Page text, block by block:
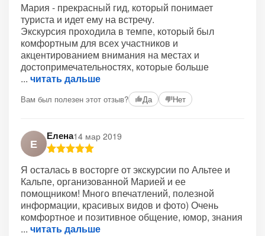
Мария - прекрасный гид, который понимает
туриста и идет ему на встречу.
Экскурсия проходила в темпе, который был
комфортным для всех участников и
акцентированием внимания на местах и
достопримечательностях, которые больше
читать дальше
Вам был полезен этот отзыв? Да Нет
Е
Елена14 мар 2019
Я осталась в восторге от экскурсии по Альтее и
Кальпе, организованной Марией и ее
помощником! Много впечатлений, полезной
информации, красивых видов и фото) Очень
комфортное и позитивное общение, юмор, знания
читать дальше